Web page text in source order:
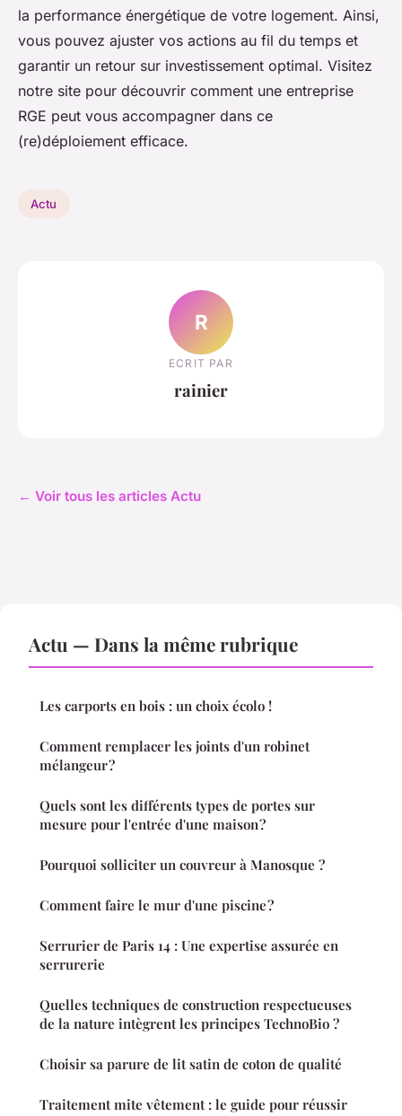
la performance énergétique de votre logement. Ainsi,
vous pouvez ajuster vos actions au fil du temps et
garantir un retour sur investissement optimal. Visitez
notre site pour découvrir comment une entreprise
RGE peut vous accompagner dans ce
(re)déploiement efficace.
Actu
R
ECRIT PAR
rainier
← Voir tous les articles Actu
Actu — Dans la même rubrique
Les carports en bois : un choix écolo !
Comment remplacer les joints d'un robinet
mélangeur ?
Quels sont les différents types de portes sur
mesure pour l'entrée d'une maison ?
Pourquoi solliciter un couvreur à Manosque ?
Comment faire le mur d'une piscine ?
Serrurier de Paris 14 : Une expertise assurée en
serrurerie
Quelles techniques de construction respectueuses
de la nature intègrent les principes TechnoBio ?
Choisir sa parure de lit satin de coton de qualité
Traitement mite vêtement : le guide pour réussir